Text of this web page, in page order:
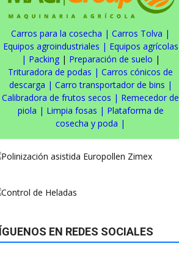
Carros para la cosecha | Carros Tolva |
Equipos agroindustriales | Equipos agrícolas
| Packing| Preparación de suelo |
Trituradora de podas | Carros cónicos de
descarga | Carro transportador de bins |
Calibradora de frutos secos | Remecedor de
piola | Limpia fosas | Plataforma de
cosecha y poda |
EN REDES SOCIALES